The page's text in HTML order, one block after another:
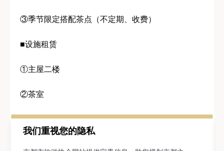
我们重视您的隐私
③季节限定搭配茶点（不定期、收费）
■设施租赁
①主屋二楼
②茶室
③夜间特别灯光秀